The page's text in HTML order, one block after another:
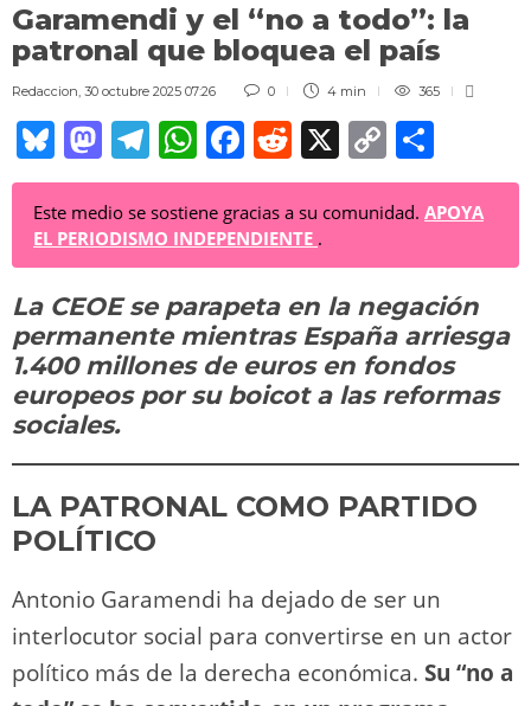
Garamendi y el “no a todo”: la
patronal que bloquea el país
Redaccion 30 octubre 2025 07:26 0 4 min 365
Bl
u
e
sk
y
M
a
st
o
d
o
n
T
el
e
gr
a
m
W
h
at
s
A
p
p
F
a
c
e
b
o
o
k
R
e
d
di
t
X C
o
p
Li
n
k
o
m
ar
tir
Este medio se sostiene gracias a su comunidad. APOYA
EL PERIODISMO INDEPENDIENTE .
La CEOE se parapeta en la negación
permanente mientras España arriesga
1.400 millones de euros en fondos
europeos por su boicot a las reformas
sociales.
LA PATRONAL COMO PARTIDO
POLÍTICO
Antonio Garamendi ha dejado de ser un
interlocutor social para convertirse en un actor
político más de la derecha económica. Su “no a